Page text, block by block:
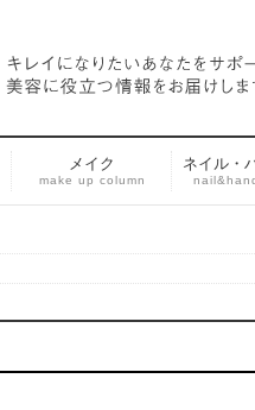
メイク
make up column
ネイル・